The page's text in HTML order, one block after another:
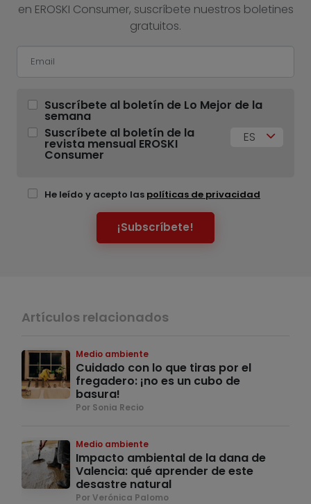
en EROSKI Consumer, suscríbete nuestros boletines
gratuitos.
Suscríbete al boletín de Lo Mejor de la
semana
Suscríbete al boletín de la
revista mensual EROSKI
Consumer
ES
He leído y acepto las políticas de privacidad
¡Subscríbete!
Artículos relacionados
Medio ambiente
Cuidado con lo que tiras por el
fregadero: ¡no es un cubo de
basura!
Por Sonia Recio
Medio ambiente
Impacto ambiental de la dana de
Valencia: qué aprender de este
desastre natural
Por Verónica Palomo